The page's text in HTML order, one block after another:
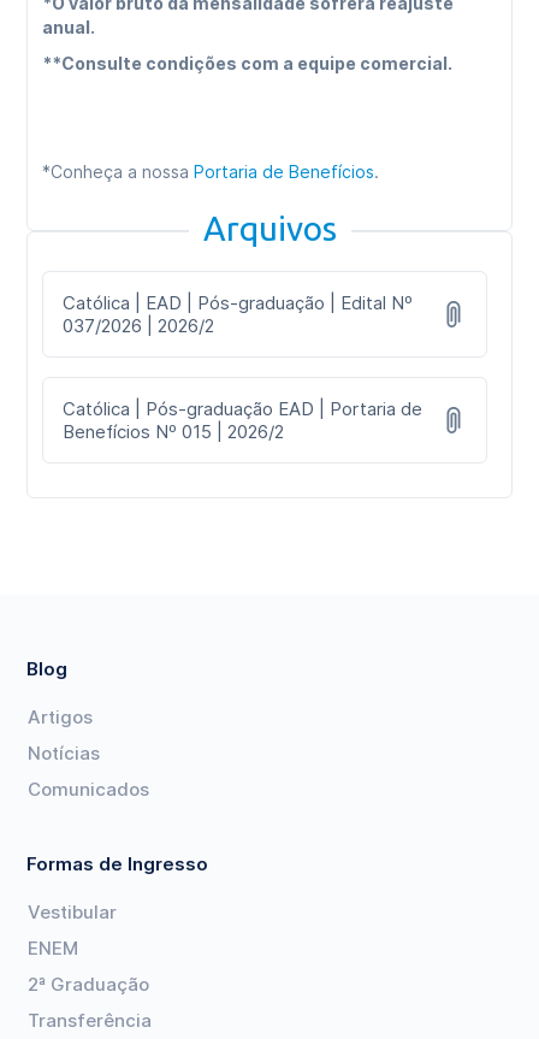
anual.
**Consulte condições com a equipe comercial.
*Conheça a nossaPortaria de Benefícios.
Arquivos
Católica | EAD | Pós-graduação | Edital Nº
037/2026 | 2026/2
Católica | Pós-graduação EAD | Portaria de
Benefícios Nº 015 | 2026/2
Blog
Artigos
Notícias
Comunicados
Formas de Ingresso
Vestibular
ENEM
2ª Graduação
Transferência